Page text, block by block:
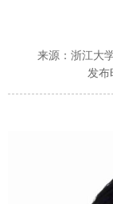
来源：浙江大
发布